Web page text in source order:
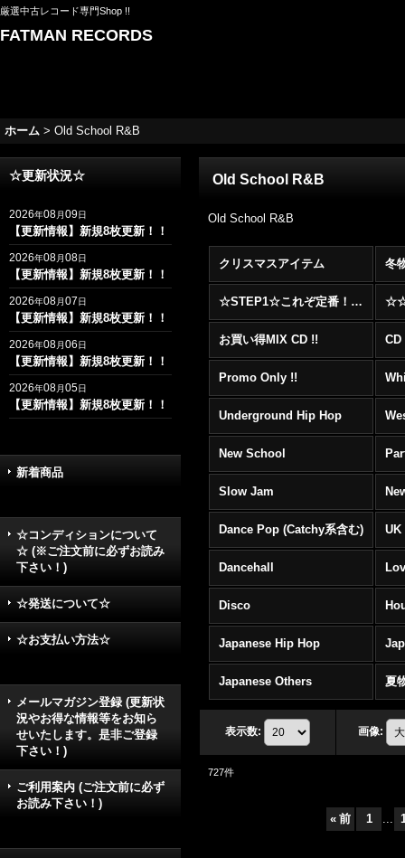
厳選中古レコード専門Shop !!
FATMAN RECORDS
ホーム > Old School R&B
☆更新状況☆
2026年08月09日
【更新情報】新規8枚更新！！
2026年08月08日
【更新情報】新規8枚更新！！
2026年08月07日
【更新情報】新規8枚更新！！
2026年08月06日
【更新情報】新規8枚更新！！
2026年08月05日
【更新情報】新規8枚更新！！
新着商品
☆コンディションについて
☆ (※ご注文前に必ずお読み
下さい！)
☆発送について☆
☆お支払い方法☆
メールマガジン登録 (更新状
況やお得な情報等をお知ら
せいたします。是非ご登録
下さい！)
ご利用案内 (ご注文前に必ず
お読み下さい！)
Old School R&B
Old School R&B
クリスマスアイテム 冬
☆STEP1☆これぞ定番！！まずはここから！2000年代R&BフロアヒットBest 100 !!!
お買い得MIX CD !!
Promo Only !!
Underground Hip Hop
New School
Slow Jam
Dance Pop (Catchy系含む) UK
Dancehall
Disco
Japanese Hip Hop
Japanese Others 夏
表示数: 画像:
727件
« 前 1 ...